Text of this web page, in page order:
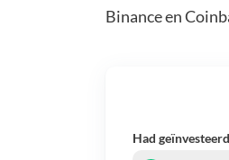
Binance en
Had geïnvesteerd